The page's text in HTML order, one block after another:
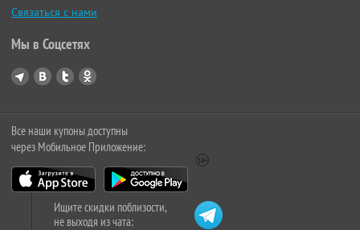
Связаться с нами
Мы в Соцсетях
Все наши купоны доступны
через Мобильное Приложение:
Ищите скидки поблизости,
не выходя из чата: